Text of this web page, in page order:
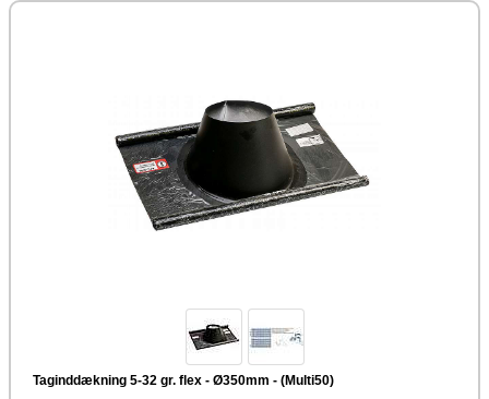
Taginddækning 5-32 gr. flex - Ø350mm - (Multi50)